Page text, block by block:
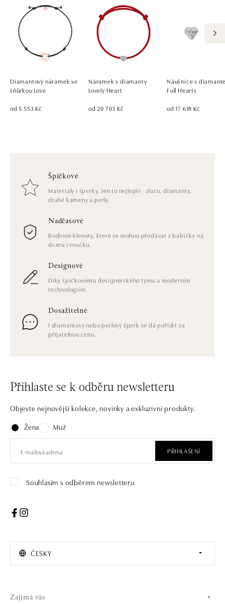
Diamantový náramek se
šňůrkou Love
od 5 553 Kč
Náramek s diamanty
Lovely Heart
od 20 703 Kč
Náušnice s
Full Hearts
od 17 618 Kč
Špičkové
Materiály i šperky. Jen to nejlepší - zlato, diamanty,
drahé kameny a perly.
Nadčasové
Rodinné klenoty, které se mohou předávat z babičky na
dceru i vnučku.
Designové
Díky špičkovému designérského týmu a moderním
technologiím.
Dosažitelné
I diamantový nebo perlový šperk se dá pořídit za
přijatelnou cenu.
Přihlaste se k odběru newsletteru
Objevte nejnovější kolekce, novinky a exkluzivní produkty.
Žena
Muž
PŘIHLÁŠENÍ
Souhlasím s odběrem newsletteru
ČESKY
Zajímá vás